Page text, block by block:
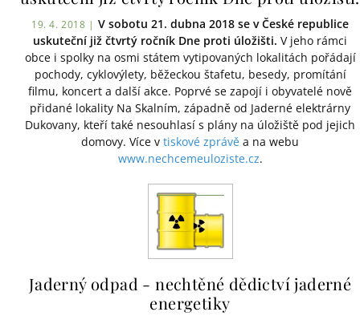
19. 4. 2018 | V sobotu 21. dubna 2018 se v České republice
uskuteční již čtvrtý ročník Dne proti úložišti. V jeho rámci
obce i spolky na osmi státem vytipovaných lokalitách pořádají
pochody, cyklovýlety, běžeckou štafetu, besedy, promítání
filmu, koncert a další akce. Poprvé se zapojí i obyvatelé nově
přidané lokality Na Skalním, západně od Jaderné elektrárny
Dukovany, kteří také nesouhlasí s plány na úložiště pod jejich
domovy. Více v tiskové zprávě a na webu
www.nechcemeuloziste.cz.
Jaderný odpad - nechtěné dědictví jaderné
energetiky